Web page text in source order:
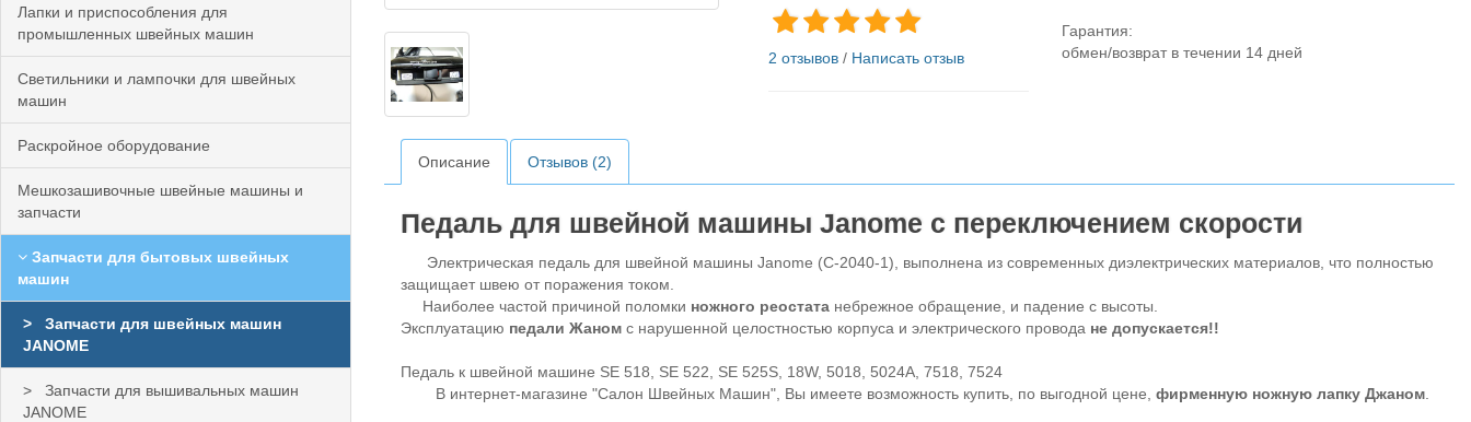
Лапки и приспособления для
промышленных швейных машин
Светильники и лампочки для швейных
машин
Раскройное оборудование
Мешкозашивочные швейные машины и
запчасти
Запчасти для бытовых швейных
машин
Запчасти для швейных машин
JANOME
Запчасти для вышивальных машин
JANOME
2 отзывов / Написать отзыв
Гарантия:
обмен/возврат в течении 14 дней
Описание Отзывов (2)
Педаль для швейной машины Janome с переключением скорости
Электрическая педаль для швейной машины Janome (C-2040-1), выполнена из современных диэлектрических материалов, что полностью
защищает швею от поражения током.
Наиболее частой причиной поломки ножного реостата небрежное обращение, и падение с высоты.
Эксплуатацию педали Жаном с нарушенной целостностью корпуса и электрического провода не допускается!!
Педаль к швейной машине SE 518, SE 522, SE 525S, 18W, 5018, 5024A, 7518, 7524
В интернет-магазине "Салон Швейных Машин", Вы имеете возможность купить, по выгодной цене, фирменную ножную лапку Джаном